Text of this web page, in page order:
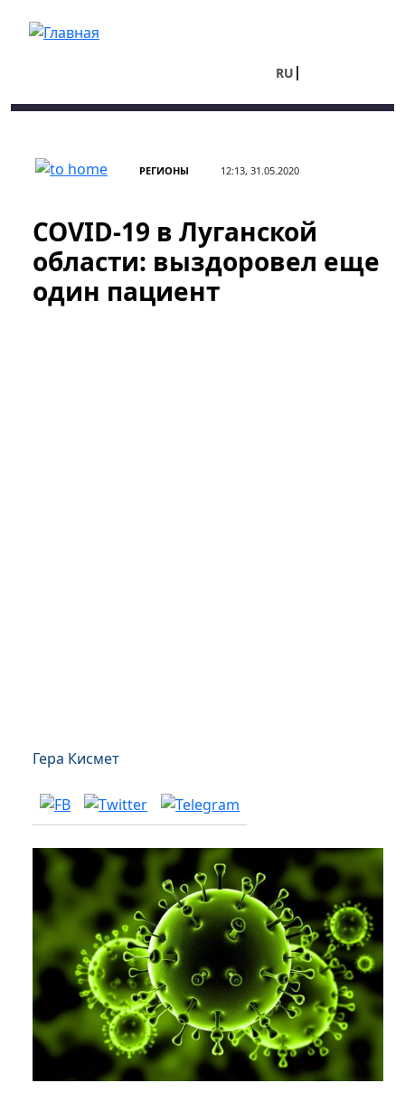
RU
РЕГИОНЫ 12:13, 31.05.2020
COVID-19 в Луганской
области: выздоровел еще
один пациент
Гера Кисмет